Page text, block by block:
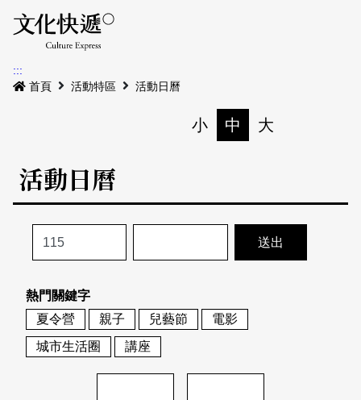
最新公告
本期專題
歷史專題
活動特區
活動列表
地圖搜尋
關於我們
關於我們
刊物索取地點
會員基本資料
刊登活動
網站導覽 English
日本語 登入/註冊
:::
首頁
活動特區 活動日曆
小 中 大
活動日曆
熱門關鍵字
夏令營
親子 兒藝節
電影
城市生活圈
講座